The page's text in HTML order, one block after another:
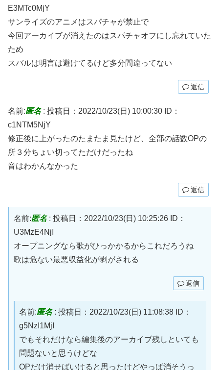
E3MTc0MjY
サンライズのアニメはスパチャが禁止で
今回アーカイブが消えたのはスパチャオフにし忘れていた
ため
スバルは明言は避けてるけど多分間違ってない
返信
名前:匿名: 投稿日：2022/10/23(日) 10:00:30 ID：
c1NTM5NjY
修正後に上がったのたまたま見たけど、全部の話数OPの
所３分ちょい切ってただけだったね
音はわかんなかった
返信
名前:匿名: 投稿日：2022/10/23(日) 10:25:26
ID：
U3MzE4NjI
オープニングなら歌がひっかかるからこれだろうね
歌は危ない最悪収益化が剥がされる
返信
名前:匿名: 投稿日：2022/10/23(日) 11:08:38 ID：
g5NzI1MjI
でもそれだけなら編集後のアーカイブ残しといても
問題ないと思うけどな
OPだけ消せばいけると思ったけどやっぱ消そうっ